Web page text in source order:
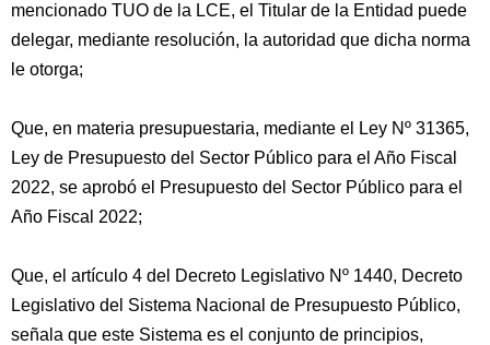
mencionado TUO de la LCE, el Titular de la Entidad puede
delegar, mediante resolución, la autoridad que dicha norma
le otorga;
Que, en materia presupuestaria, mediante el Ley Nº 31365,
Ley de Presupuesto del Sector Público para el Año Fiscal
2022, se aprobó el Presupuesto del Sector Público para el
Año Fiscal 2022;
Que, el artículo 4 del Decreto Legislativo Nº 1440, Decreto
Legislativo del Sistema Nacional de Presupuesto Público,
señala que este Sistema es el conjunto de principios,